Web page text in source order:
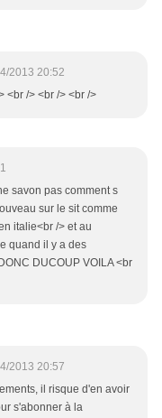
2013 20:52
<br /> <br /> <br />
savon pas comment s
sur le sit comme
italie<br /> et au
quand il y a des
DUCOUP VOILA <br
2013 20:57
il risque d'en avoir
s'abonner à la